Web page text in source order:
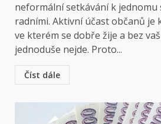
neformální setkávání k
radními. Aktivní účast občanů je
ve kterém se dobře žije a bez
jednoduše nejde. Proto...
Číst dále